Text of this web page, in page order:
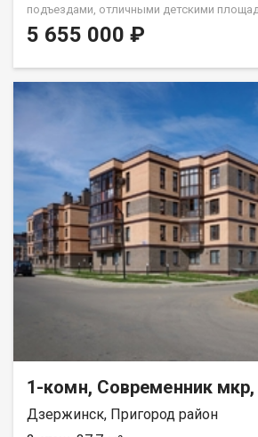
подъездами, отличными детскими
инфраструктурой. ☝️Более 10 видов
сможете подобрать квартиру любой
Все квартиры свободной планировки, в
отделке. ? Каждому покупателю дизайн –
Весь ЖК уже сдан! ☎️ 733-333. ДомСтрой
5 655 000 ₽
1-комн, Современник
Дзержинск, Пригород район